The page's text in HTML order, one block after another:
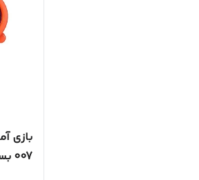
بازی
007 بسته 3 عددی